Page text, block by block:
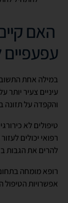
האם
עפעפיים
במילה אחת
עיניים צעיר יותר
והקפדה על תזונה
טיפולים לא
רפואי יכולים
להרים את הגבות
רופא מומחה
אפשרויות